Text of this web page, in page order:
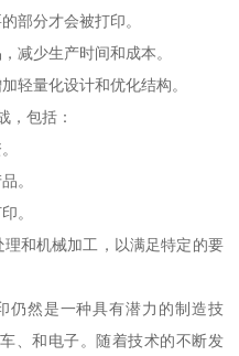
部分才会被打印。
减少生产时间和成本。
轻量化设计和优化结构。
，包括：
。
。
和机械加工，以满足特定的要
仍然是一种具有潜力的制造技
、和电子。随着技术的不断发